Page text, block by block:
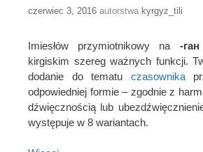
czerwiec 3, 2016 autorstwa kyrgyz_tili
Imiesłów przymiotnikowy na -ган
kirgiskim szereg ważnych funkcji.
dodanie do tematu czasownika
odpowiedniej formie – zgodnie z
dźwięcznością lub
występuje w 8 wariantach.